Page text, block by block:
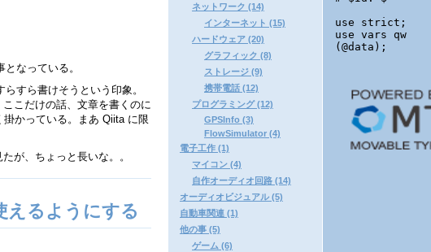
なっている。
すら書けそうという印象。
こだけの話、文章を書くのに
かっている。まあ Qiita に限
が、ちょっと長いな。。
えるようにする
ネットワーク (14)
インターネット (15)
ハードウェア (20)
グラフィック (8)
ストレージ (9)
携帯電話 (12)
プログラミング (12)
GPSInfo (3)
FlowSimulator (4)
電子工作 (1)
マイコン (4)
自作オーディオ回路 (14)
オーディオビジュアル (5)
自動車関連 (1)
他の事 (5)
ゲーム (6)